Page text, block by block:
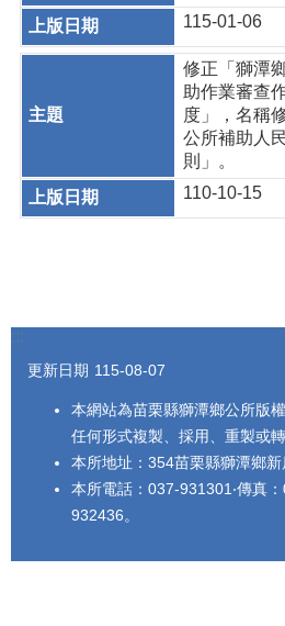
115-01-06
修正「獅潭
助作業審查
度」，名稱
公所補助人
則」。
110-10-15
:::
更新日期 115-08-07
本網站為苗栗縣獅潭鄉公所版
任何形式複製、採用、重製或轉
本所地址：354苗栗縣獅潭鄉新
本所電話：037-931301‧傳真
932436。